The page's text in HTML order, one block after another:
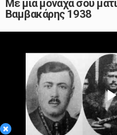
Με μια μονάχα σου
Βαμβακάρης 1938
×